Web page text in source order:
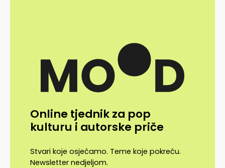
Online tjednik za pop
kulturu i autorske priče
Stvari koje osjećamo. Teme koje pokreću.
Newsletter nedjeljom.